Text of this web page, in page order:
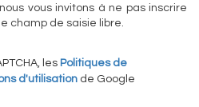
vous invitons à ne pas inscrire
champ de saisie libre.
les Politiques de
d'utilisation de Google